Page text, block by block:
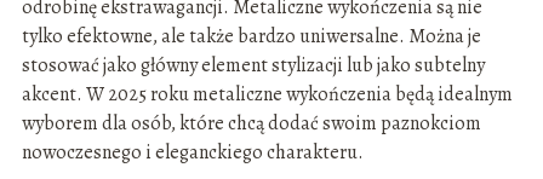
odrobinę ekstrawagancji. Metaliczne wykończenia są nie
tylko efektowne, ale także bardzo uniwersalne. Można je
stosować jako główny element stylizacji lub jako subtelny
akcent. W 2025 roku metaliczne wykończenia będą idealnym
wyborem dla osób, które chcą dodać swoim paznokciom
nowoczesnego i eleganckiego charakteru.